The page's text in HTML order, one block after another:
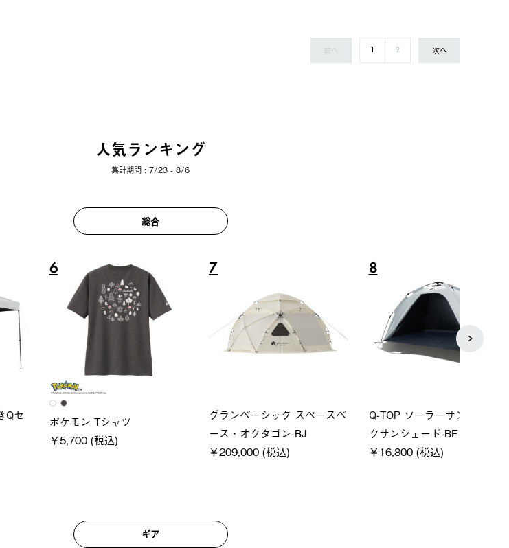
前へ 1 2 次へ
人気ランキング
集計期間 : 7/23 - 8/6
総合
ポケモン Tシャツ
￥5,700 (税込)
グランベーシック スペースベ
ース・オクタゴン-BJ
￥209,000 (税込)
Q-TOP ソーラーサンドブロッ
クサンシェード-BF
￥16,800 (税込)
ギア